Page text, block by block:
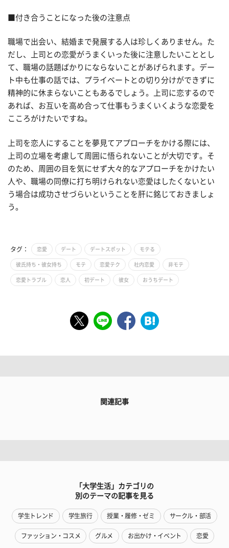
■付き合うことになった後の注意点
職場で出会い、結婚まで発展する人は珍しくありません。た
だし、上司との恋愛がうまくいった後に注意したいこととし
て、職場の話題ばかりにならないことがあげられます。デー
ト中も仕事の話では、プライベートとの切り分けができずに
精神的に休まらないこともあるでしょう。上司に恋するので
あれば、お互いを高め合って仕事もうまくいくような恋愛を
こころがけたいですね。
上司を恋人にすることを夢見てアプローチをかける際には、
上司の立場を考慮して周囲に悟られないことが大切です。そ
のため、周囲の目を気にせず大々的なアプローチをかけたい
人や、職場の同僚に打ち明けられない恋愛はしたくないとい
う場合は成功させづらいということを肝に銘じておきましょ
う。
タグ： 恋愛 デート デートスポット モテる
彼氏持ち・彼女持ち モテ 恋愛テク 社内恋愛 非モテ
恋愛トラブル 恋人 初デート 彼女 おうちデート
関連記事
「大学生活」カテゴリの
別のテーマの記事を見る
学生トレンド 学生旅行 授業・履修・ゼミ サークル・部活
ファッション・コスメ グルメ お出かけ・イベント 恋愛